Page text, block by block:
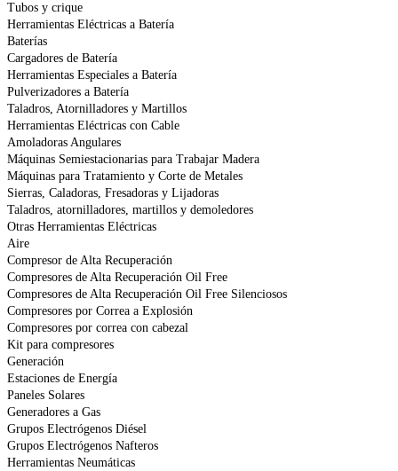
Tubos y crique
Herramientas Eléctricas a Batería
Baterías
Cargadores de Batería
Herramientas Especiales a Batería
Pulverizadores a Batería
Taladros, Atornilladores y Martillos
Herramientas Eléctricas con Cable
Amoladoras Angulares
Máquinas Semiestacionarias para Trabajar Madera
Máquinas para Tratamiento y Corte de Metales
Sierras, Caladoras, Fresadoras y Lijadoras
Taladros, atornilladores, martillos y demoledores
Otras Herramientas Eléctricas
Aire
Compresor de Alta Recuperación
Compresores de Alta Recuperación Oil Free
Compresores de Alta Recuperación Oil Free Silenciosos
Compresores por Correa a Explosión
Compresores por correa con cabezal
Kit para compresores
Generación
Estaciones de Energía
Paneles Solares
Generadores a Gas
Grupos Electrógenos Diésel
Grupos Electrógenos Nafteros
Herramientas Neumáticas